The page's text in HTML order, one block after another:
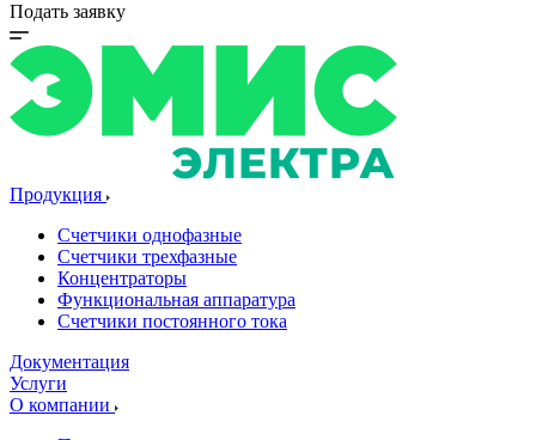
Подать заявку
Продукция
Счетчики однофазные
Счетчики трехфазные
Концентраторы
Функциональная аппаратура
Счетчики постоянного тока
Документация
Услуги
О компании